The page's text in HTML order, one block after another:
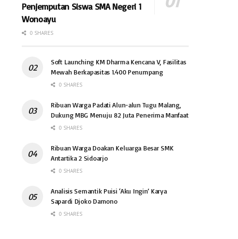
Penjemputan Siswa SMA Negeri 1
Wonoayu
0 SHARES
Soft Launching KM Dharma Kencana V, Fasilitas
Mewah Berkapasitas 1.400 Penumpang
0 SHARES
Ribuan Warga Padati Alun-alun Tugu Malang,
Dukung MBG Menuju 82 Juta Penerima Manfaat
0 SHARES
Ribuan Warga Doakan Keluarga Besar SMK
Antartika 2 Sidoarjo
0 SHARES
Analisis Semantik Puisi ‘Aku Ingin’ Karya
Sapardi Djoko Damono
0 SHARES